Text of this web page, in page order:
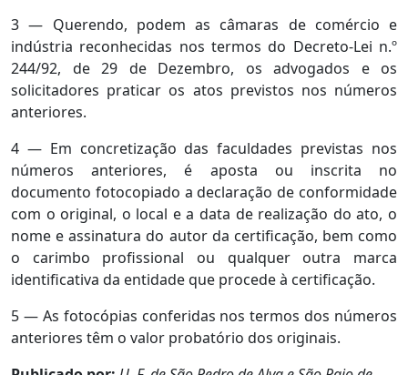
3 — Querendo, podem as câmaras de comércio e
indústria reconhecidas nos termos do Decreto-Lei n.º
244/92, de 29 de Dezembro, os advogados e os
solicitadores praticar os atos previstos nos números
anteriores.
4 — Em concretização das faculdades previstas nos
números anteriores, é aposta ou inscrita no
documento fotocopiado a declaração de conformidade
com o original, o local e a data de realização do ato, o
nome e assinatura do autor da certificação, bem como
o carimbo profissional ou qualquer outra marca
identificativa da entidade que procede à certificação.
5 — As fotocópias conferidas nos termos dos números
anteriores têm o valor probatório dos originais.